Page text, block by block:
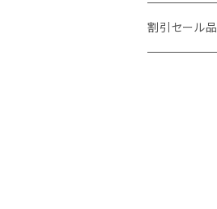
割引セール品